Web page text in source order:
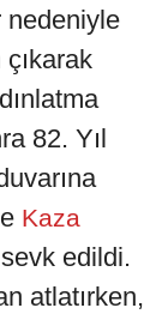
nedeniyle
82. Yıl
Kaza
edildi.
atlatırken,